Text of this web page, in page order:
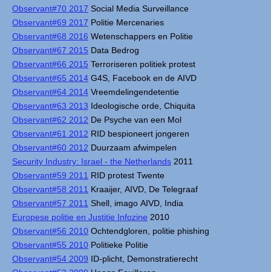
Observant#70 2017 Social Media Surveillance
Observant#69 2017 Politie Mercenaries
Observant#68 2016 Wetenschappers en Politie
Observant#67 2015 Data Bedrog
Observant#66 2015 Terroriseren politiek protest
Observant#65 2014 G4S, Facebook en de AIVD
Observant#64 2014 Vreemdelingendetentie
Observant#63 2013 Ideologische orde, Chiquita
Observant#62 2012 De Psyche van een Mol
Observant#61 2012 RID bespioneert jongeren
Observant#60 2012 Duurzaam afwimpelen
Security Industry: Israel - the Netherlands 2011
Observant#59 2011 RID protest Twente
Observant#58 2011 Kraaijer, AIVD, De Telegraaf
Observant#57 2011 Shell, imago AIVD, India
Europese politie en Justitie Infozine 2010
Observant#56 2010 Ochtendgloren, politie phishing
Observant#55 2010 Politieke Politie
Observant#54 2009 ID-plicht, Demonstratierecht